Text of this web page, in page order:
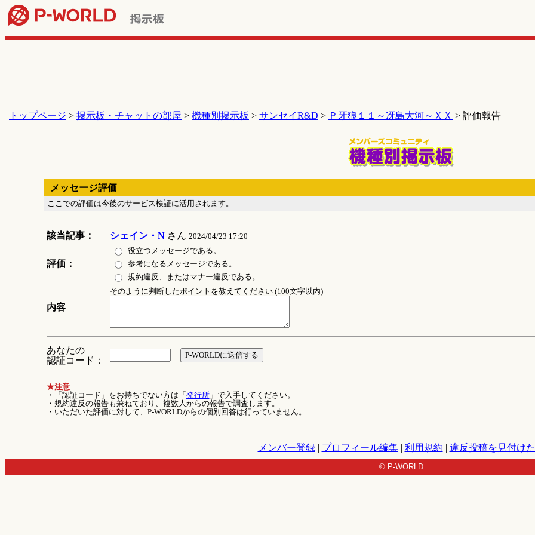
トップページ > 掲示板・チャットの部屋 > 機種別掲示板 > サンセイR&D > Ｐ牙狼１１～冴島大河～ＸＸ > 評価報告
メッセージ評価
ここでの評価は今後のサービス検証に活用されます。
該当記事： シェイン・Nさん 2024/04/23 17:20
評価：
役立つメッセージである。
参考になるメッセージである。
規約違反、またはマナー違反である。
内容
そのように判断したポイントを教えてください (100文字以内)
あなたの
認証コード：
★注意
・「認証コード」をお持ちでない方は「 発行所」で入手してください。
・規約違反の報告も兼ねており、複数人からの報告で調査します。
・いただいた評価に対して、P-WORLDからの個別回答は行っていません。
メンバー登録| プロフィール編集| 利用規約 | 違反投稿を見付け
© P-WORLD